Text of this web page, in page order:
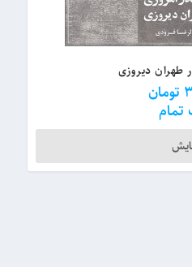
طهران دیروزی
تومان